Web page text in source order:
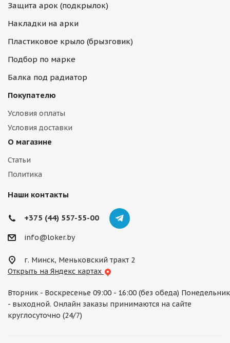
Защита арок (подкрылок)
Накладки на арки
Пластиковое крыло (брызговик)
Подбор по марке
Балка под радиатор
Покупателю
Условия оплаты
Условия доставки
О магазине
Статьи
Политика
Наши контакты
+375 (44) 557-55-00
info@loker.by
г. Минск, Меньковский тракт 2
Открыть на Яндекс картах
Вторник - Воскресенье 09:00 - 16:00 (без обеда) Понедельник
- выходной. Онлайн заказы принимаются на сайте
круглосуточно (24/7)